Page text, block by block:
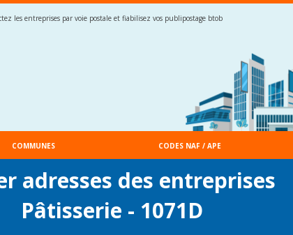
les entreprises par voie postale et fiabilisez vos publipostage btob
COMMUNES CODES NAF / APE
adresses des entreprises
Pâtisserie - 1071D